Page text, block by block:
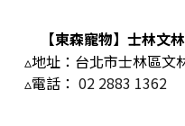
【東森寵物】士林文
▵地址：台北市士林區文
▵電話： 02 2883 1362